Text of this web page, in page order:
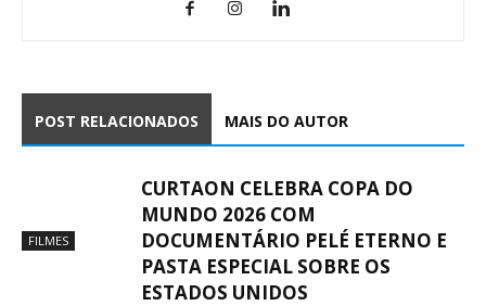
POST RELACIONADOS MAIS DO AUTOR
FILMES
CURTAON CELEBRA COPA DO
MUNDO 2026 COM
DOCUMENTÁRIO PELÉ ETERNO E
PASTA ESPECIAL SOBRE OS
ESTADOS UNIDOS